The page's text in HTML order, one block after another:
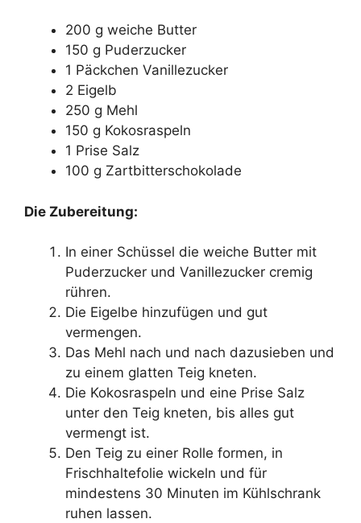
200 g weiche Butter
150 g Puderzucker
1 Päckchen Vanillezucker
2 Eigelb
250 g Mehl
150 g Kokosraspeln
1 Prise Salz
100 g Zartbitterschokolade
Die Zubereitung:
In einer Schüssel die weiche Butter mit
Puderzucker und Vanillezucker cremig
rühren.
Die Eigelbe hinzufügen und gut
vermengen.
Das Mehl nach und nach dazusieben und
zu einem glatten Teig kneten.
Die Kokosraspeln und eine Prise Salz
unter den Teig kneten, bis alles gut
vermengt ist.
Den Teig zu einer Rolle formen, in
Frischhaltefolie wickeln und für
mindestens 30 Minuten im Kühlschrank
ruhen lassen.